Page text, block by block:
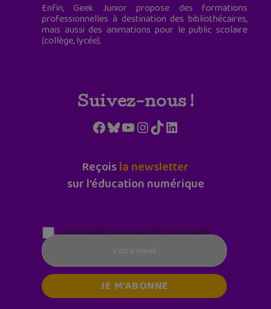
Enfin, Geek Junior propose des formations
professionnelles à destination des bibliothécaires,
mais aussi des animations pour le public scolaire
(collège, lycée).
Suivez-nous !
Facebook
Bluesky
YouTube
Instagram
TikTokLinkedIn
Reçoisla newsletter
sur l'éducation numérique
Parentalité numérique (le lundi matin)